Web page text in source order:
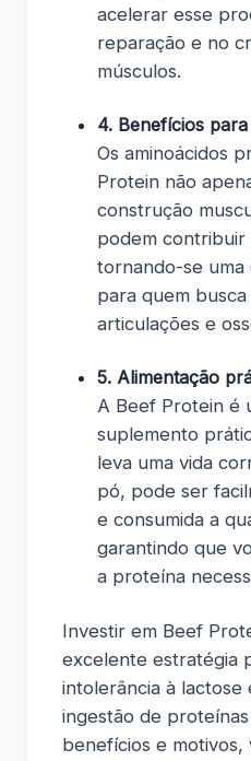
acelerar esse
reparação e no
músculos.
4. Benefícios
Os aminoácidos
Protein não
construção
podem contribuir
tornando-se uma
para quem
articulações e
5. Alimentação
A Beef Protein é
suplemento
leva uma vida
pó, pode ser
e consumida a
garantindo que
a proteína
Investir em Beef
excelente estratégia
intolerância à lactose
ingestão de
benefícios e